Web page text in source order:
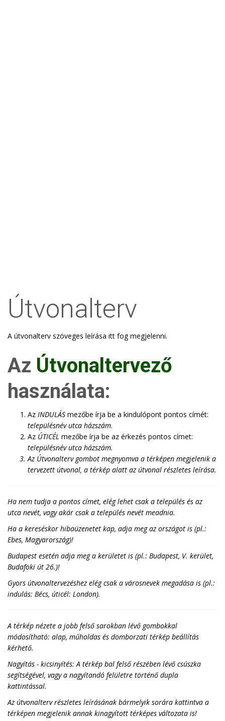
Útvonalterv
A útvonalterv szöveges leírása itt fog megjelenni.
Az Útvonaltervező
használata:
Az INDULÁS mezőbe írja be a kindulópont pontos címét:
településnév utca házszám.
Az ÚTICÉL mezőbe írja be az érkezés pontos címet:
településnév utca házszám.
Az Útvonaltervgombot megnyomva a térképen megjelenik a
tervezett útvonal, a térkép alatt az útvonal részletes leírása.
Ha nem tudja a pontos címet, elég lehet csak a település és az
utca nevét, vagy akár csak a település nevét meadnia.
Ha a kereséskor hibaüzenetet kap, adja meg az országot is (pl.:
Ebes, Magyarország)!
Budapest esetén adja meg a kerületet is (pl.: Budapest, V. kerület,
Budafoki út 26.)!
Gyors útvonaltervezéshez elég csak a városnevek megadása is (pl.:
indulás: Bécs, úticél: London).
A térkép nézete a jobb felső sarokban lévő gombokkal
módosítható: alap, műholdas és domborzati térkép beállítás
kérhető.
Nagyítás - kicsinyítés: A térkép bal felső részében lévő csúszka
segítségével, vagy a nagyítandó felületre történő dupla
kattintással.
Az útvonalterv részletes leírásának bármelyik sorára kattintva a
térképen megjelenik annak kinagyított térképes változata is!